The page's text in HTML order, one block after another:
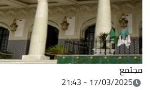
مجتمع
17/03/2025 - 21:43